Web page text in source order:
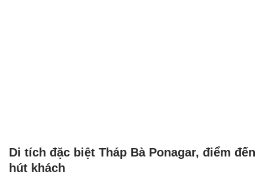
Di tích đặc biệt Tháp Bà Ponagar, điểm đến
hút khách